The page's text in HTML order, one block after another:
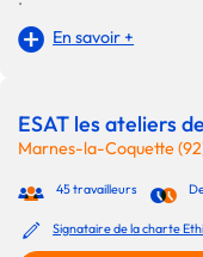
En savoir +
ESAT les ateliers
Marnes-la-Coquette
45 travailleurs
Signataire de la charte